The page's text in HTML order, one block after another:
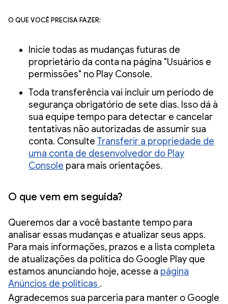
O que você precisa fazer:
Inicie todas as mudanças futuras de
proprietário da conta na página "Usuários e
permissões" no Play Console.
Toda transferência vai incluir um período de
segurança obrigatório de sete dias. Isso dá à
sua equipe tempo para detectar e cancelar
tentativas não autorizadas de assumir sua
conta. Consulte Transferir a propriedade de
uma conta de desenvolvedor do Play
Console para mais orientações.
O que vem em seguida?
Queremos dar a você bastante tempo para
analisar essas mudanças e atualizar seus apps.
Para mais informações, prazos e a lista completa
de atualizações da política do Google Play que
estamos anunciando hoje, acesse a página
Anúncios de políticas .
Agradecemos sua parceria para manter o Google